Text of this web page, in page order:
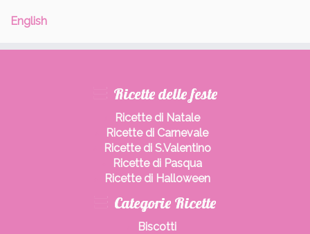
English
Ricette delle feste
Ricette di Natale
Ricette di Carnevale
Ricette di S.Valentino
Ricette di Pasqua
Ricette di Halloween
Categorie Ricette
Biscotti